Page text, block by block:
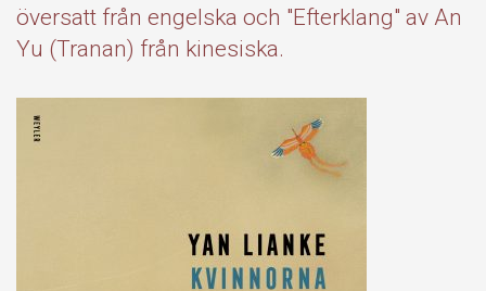
översatt från engelska och "Efterklang" av An
Yu (Tranan) från kinesiska.